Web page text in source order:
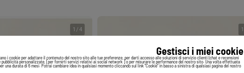
Gestisci i miei cookie
i cookie per adattare il contenuto del nostro sito alle tue preferenze, per darti accesso alle soluzioni di servizio clienti (chat e recensioni
personalizzate, [per fornirti servizi relativi ai social network ] o per misurare le performance del nostro sito. Una volta effettuata
una durata di 6 mesi. Potrai cambiare idea in qualsiasi momento cliccando sul link "Cookie" in basso a sinistra di qualsiasi pagina del nostro
1 /4 1